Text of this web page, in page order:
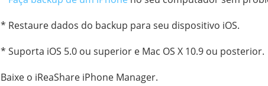
* Restaure dados do backup para seu dispositivo iOS.
* Suporta iOS 5.0 ou superior e Mac OS X 10.9 ou posterior.
Baixe o iReaShare iPhone Manager.